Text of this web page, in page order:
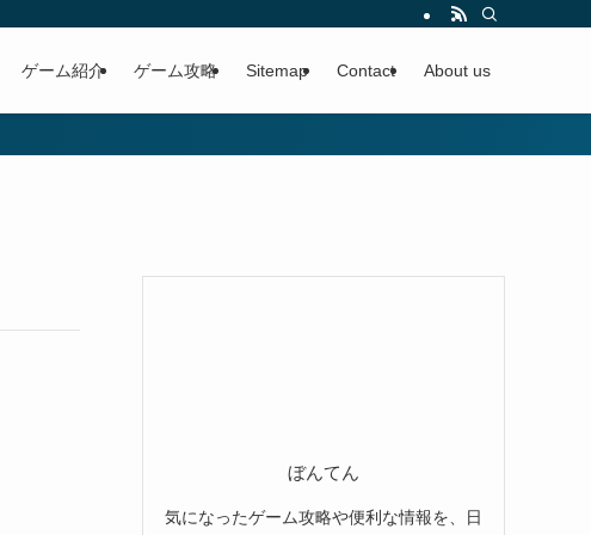
ゲーム紹介 ゲーム攻略 Sitemap Contact About us
ぼんてん
気になったゲーム攻略や便利な情報を、日